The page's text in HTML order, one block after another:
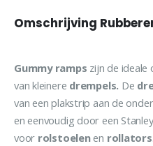
Omschrijving
Gummy ramps zijn de ideale
van kleinere drempels. De
van een plakstrip aan de
en eenvoudig door een
voor rolstoelenen rollators